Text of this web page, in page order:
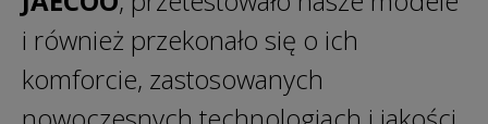
i również przekonało się o ich
komforcie, zastosowanych